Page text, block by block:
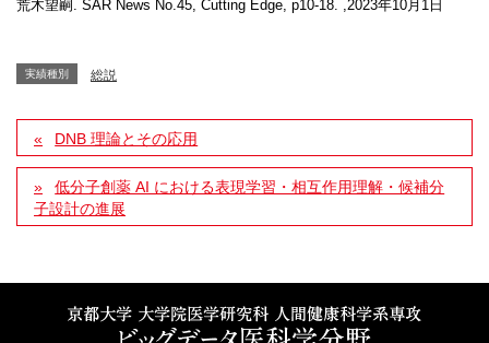
荒木望嗣. SAR News No.45, Cutting Edge, p10-18. ,2023年10月1日
実績種別 総説
DNB 理論とその応用
低分子創薬 AI における表現学習・相互作用理解・候補分
子設計の進展